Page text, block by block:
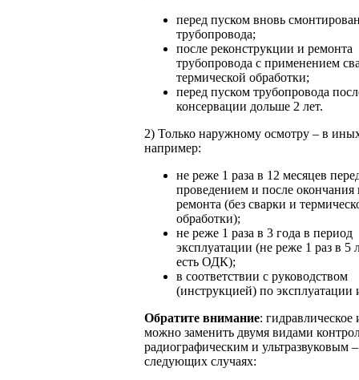
перед пуском вновь
трубопровода;
после реконструкции и ремонта
трубопровода с применением
термической обработки;
перед пуском трубопровода
консервации дольше 2 лет.
2) Только наружному осмотру – в
например:
не реже 1 раза в 12 месяцев
проведением и после окончания
ремонта (без сварки и
обработки);
не реже 1 раза в 3 года в период
эксплуатации (не реже 1 раз в 5
есть ОДК);
в соответствии с руководством
(инструкцией) по эксплуатации
Обратите внимание:
можно заменить двумя видами
радиографическим и ультразвуковым
следующих случаях: